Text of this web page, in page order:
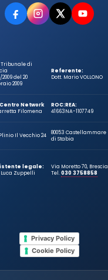
Tribunale di
2009 del 20
2009
Referente:
Dott. Mario VOLLONO
Network
Filomena
ROC:
41663
REA:
NA-1107749
Il Vecchio 24
80053 Castellammare
di Stabia
legale:
Luca Zuppelli
Via Moretto 70, Brescia
Tel.030 3758858
Privacy Policy
Cookie Policy